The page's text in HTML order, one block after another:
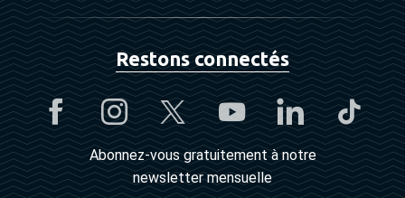
Restons connectés
Abonnez-vous gratuitement à notre
newsletter mensuelle